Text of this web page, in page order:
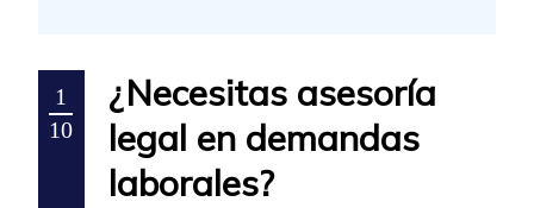
1
10
¿Necesitas asesoría
legal en demandas
laborales?